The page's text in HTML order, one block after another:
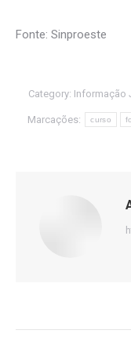
Fonte: Sinproeste
Category: Informação
Marcações: curso